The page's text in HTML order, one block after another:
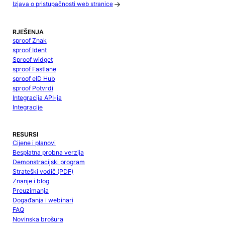
Izjava o pristupačnosti web stranice
RJEŠENJA
sproof Znak
sproof Ident
Sproof widget
sproof Fastlane
sproof eID Hub
sproof Potvrdi
Integracija API-ja
Integracije
RESURSI
Cijene i planovi
Besplatna probna verzija
Demonstracijski program
Strateški vodič (PDF)
Znanje i blog
Preuzimanja
Događanja i webinari
FAQ
Novinska brošura